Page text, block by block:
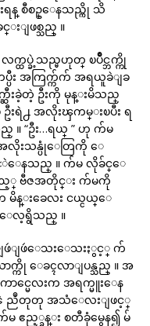
းရန္ စီစဥ္ေနသည္ကို သိ
းျဖစ္သည္ ။
ထပ္ခဲ့သည္မဟုတ္ ၿပိဳင္ဘက္ကို
း အကြက္က်က် အရယူခဲျခ
ဆီးခဲ့တဲ့ ဦးကို မုန္းမိသည္
းရဲ႕ အလိုးၾကမ္းၿပီး ရ
။ “ဦး…ရယ္ ” ဟု က်မ
႕ အလိုးသန္ပုံေတြကို ေ
ေနသည္ ။ က်မ လိုခ်င္ေ
ည့္ ဗီဇအတိုင္း က်မကို
မိန္းခေလး ငယ္ငယ္ေ
ေလ့ရွိသည္ ။
ဖဴျဖဴေသးေသးႏွင့္ က်
ကို ေခၚလာျပန္သည္ ။ အ
င္မေလးက အရက္မူးေန
ၽဲ ညဳတုတု အသံေလးျဖင့္
မ ဧည့္ခန္း စတီခုံမွေန၍ မ်